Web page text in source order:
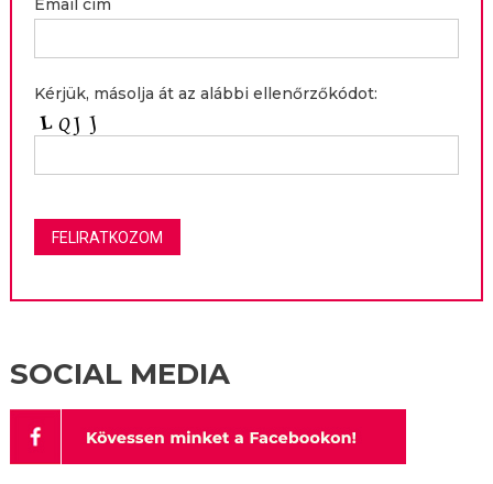
Email cím
Kérjük, másolja át az alábbi ellenőrzőkódot:
SOCIAL MEDIA